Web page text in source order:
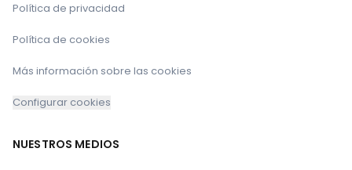
Política de privacidad
Política de cookies
Más información sobre las cookies
Configurar cookies
NUESTROS MEDIOS